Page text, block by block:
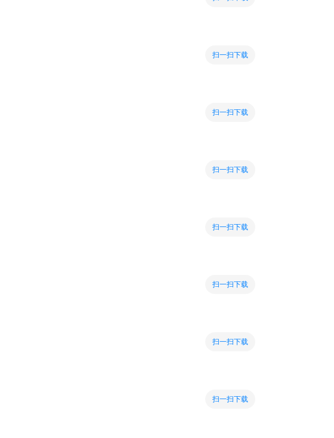
扫一扫下载
扫一扫下载
扫一扫下载
扫一扫下载
扫一扫下载
扫一扫下载
扫一扫下载